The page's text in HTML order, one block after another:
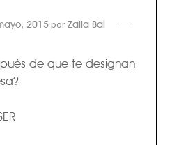
2015por Zalla Bai
de que te designan